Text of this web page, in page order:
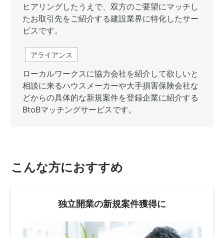
ヒアリングしたうえで、双方のご要望にマッチし
たお取引先をご紹介する建設業界に特化したサー
ビスです。
アライアンス
ローカルワークスに協力会社を紹介して欲しいと
相談に来るハウスメーカーや大手損害保険会社な
どからの具体的な新規案件を登録企業に紹介する
BtoBマッチングサービスです。
こんな方におすすめ
独立開業の新規案件獲得に